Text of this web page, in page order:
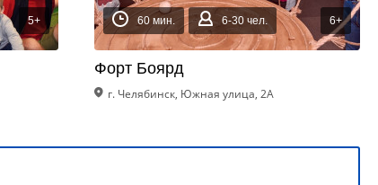
5+ 60 мин. 6-30 чел. 6+
Форт Боярд
г. Челябинск, Южная улица, 2А